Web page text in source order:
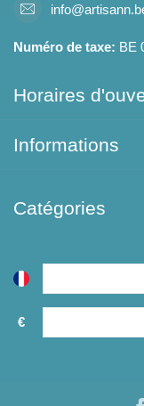
Numéro de taxe: BE
Horaires
Informations
Catégories
€